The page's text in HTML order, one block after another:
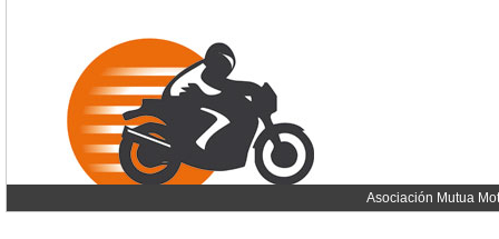
Asociación Mutua